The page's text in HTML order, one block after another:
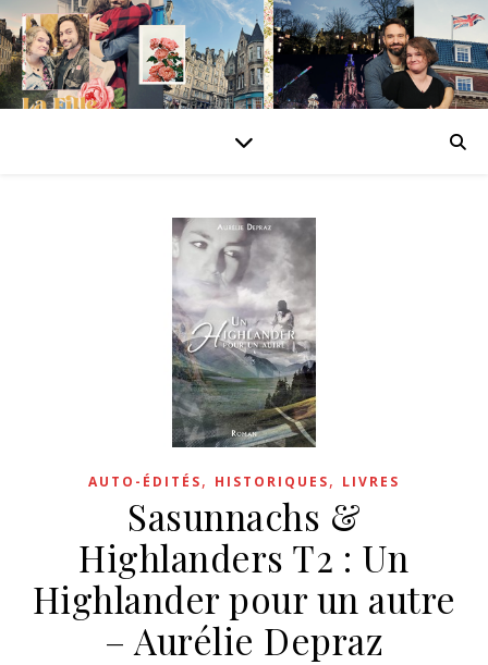
AUTO-ÉDITÉS, HISTORIQUES, LIVRES
Sasunnachs &
Highlanders T2 : Un
Highlander pour un autre
– Aurélie Depraz